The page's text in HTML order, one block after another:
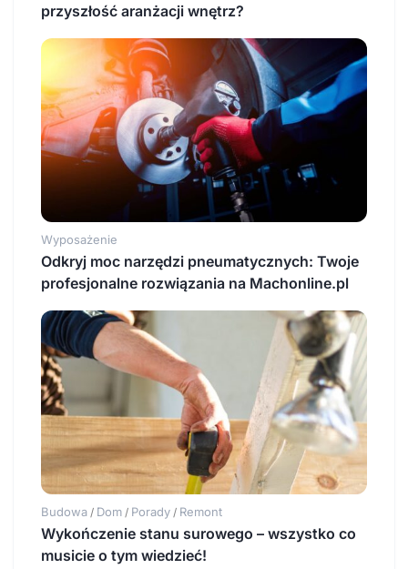
przyszłość aranżacji wnętrz?
Wyposażenie
Odkryj moc narzędzi pneumatycznych: Twoje
profesjonalne rozwiązania na Machonline.pl
Budowa / Dom / Porady / Remont
Wykończenie stanu surowego – wszystko co
musicie o tym wiedzieć!